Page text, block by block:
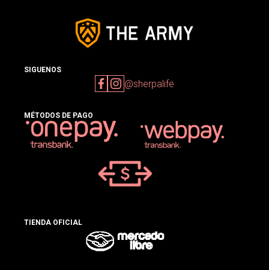
SIGUENOS
@sherpalife
MÉTODOS DE PAGO
TIENDA OFICIAL